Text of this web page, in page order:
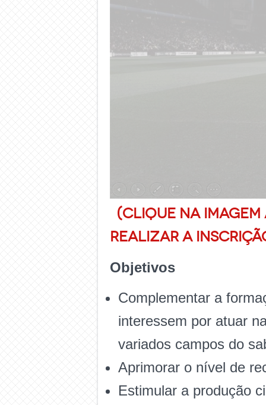
(Clique na
realizar a
Objetivos
Complementar a
interessem por atuar
variados campos do
Aprimorar o nível de
Estimular a produção